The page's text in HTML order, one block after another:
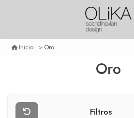
Inicio Oro
Oro
Filtros